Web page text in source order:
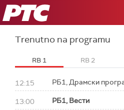
RTS
Trenutno na programu
RB 1 RB 2
12:15 РБ1, Драмски
13:00 РБ1, Вести